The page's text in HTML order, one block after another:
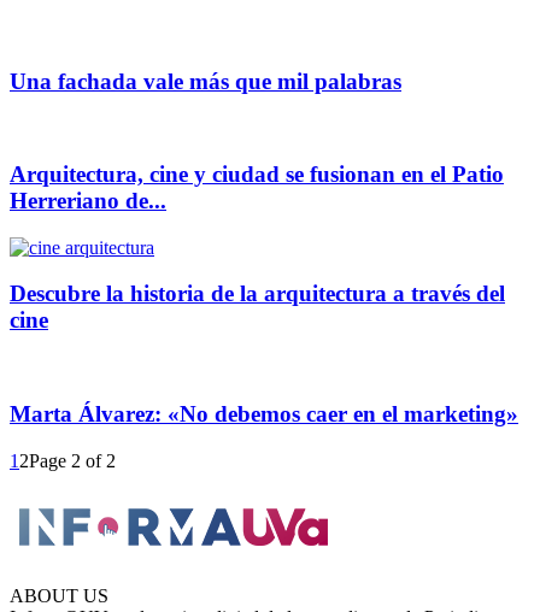
Una fachada vale más que mil palabras
Arquitectura, cine y ciudad se fusionan en el Patio
Herreriano de...
Descubre la historia de la arquitectura a través del
cine
Marta Álvarez: «No debemos caer en el marketing»
1 2Page 2 of 2
ABOUT US